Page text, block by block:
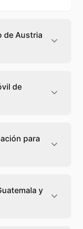
de Austria
Global. Verás
para que
de
Teléfono
hablas, sin
para
una
y